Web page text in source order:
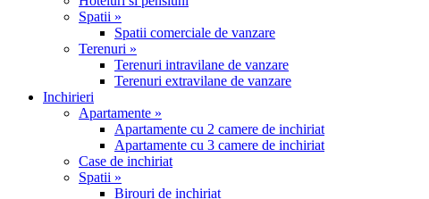
Spatii »
Spatii comerciale de vanzare
Terenuri »
Terenuri intravilane de vanzare
Terenuri extravilane de vanzare
Inchirieri
Apartamente »
Apartamente cu 2 camere de inchiriat
Apartamente cu 3 camere de inchiriat
Case de inchiriat
Spatii »
Birouri de inchiriat